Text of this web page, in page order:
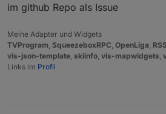
im github Repo als Issue
Meine Adapter und Widgets
TVProgram, SqueezeboxRPC, OpenLiga,
vis-json-template, skiinfo, vis-mapwidgets,
Links im Profil